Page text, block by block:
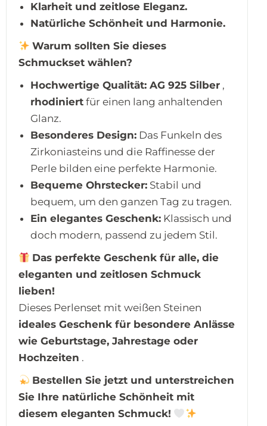
Klarheit und zeitlose Eleganz.
Natürliche Schönheit und Harmonie.
Warum sollten Sie dieses
Schmuckset wählen?
Hochwertige Qualität: AG 925 Silber ,
rhodiniert für einen lang anhaltenden
Glanz.
Besonderes Design: Das Funkeln des
Zirkoniasteins und die Raffinesse der
Perle bilden eine perfekte Harmonie.
Bequeme Ohrstecker: Stabil und
bequem, um den ganzen Tag zu tragen.
Ein elegantes Geschenk: Klassisch und
doch modern, passend zu jedem Stil.
Das perfekte Geschenk für alle, die
eleganten und zeitlosen Schmuck
lieben!
Dieses Perlenset mit weißen Steinen
ideales Geschenk für besondere Anlässe
wie Geburtstage, Jahrestage oder
Hochzeiten .
Bestellen Sie jetzt und unterstreichen
Sie Ihre natürliche Schönheit mit
diesem eleganten Schmuck!